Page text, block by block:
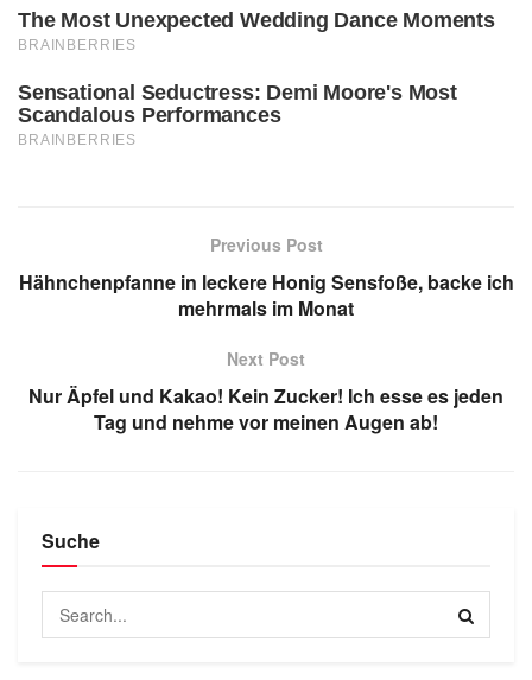
Previous Post
Hähnchenpfanne in leckere Honig Sensfoße, backe ich
mehrmals im Monat
Next Post
Nur Äpfel und Kakao! Kein Zucker! Ich esse es jeden
Tag und nehme vor meinen Augen ab!
Suche